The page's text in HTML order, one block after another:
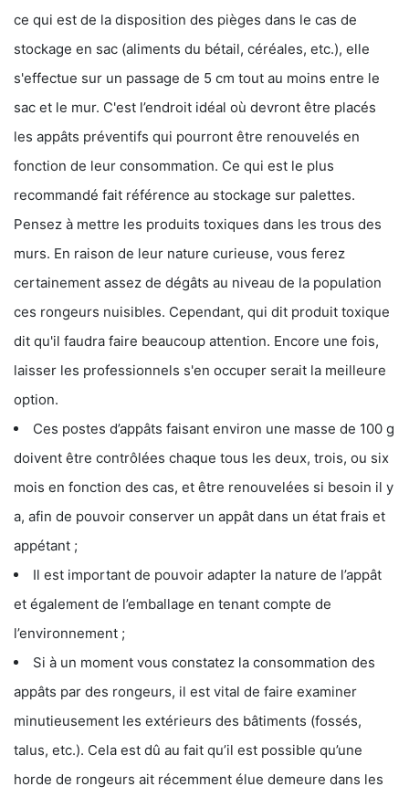
ce qui est de la disposition des pièges dans le cas de
stockage en sac (aliments du bétail, céréales, etc.), elle
s'effectue sur un passage de 5 cm tout au moins entre le
sac et le mur. C'est l’endroit idéal où devront être placés
les appâts préventifs qui pourront être renouvelés en
fonction de leur consommation. Ce qui est le plus
recommandé fait référence au stockage sur palettes.
Pensez à mettre les produits toxiques dans les trous des
murs. En raison de leur nature curieuse, vous ferez
certainement assez de dégâts au niveau de la population
ces rongeurs nuisibles. Cependant, qui dit produit toxique
dit qu'il faudra faire beaucoup attention. Encore une fois,
laisser les professionnels s'en occuper serait la meilleure
option.
Ces postes d’appâts faisant environ une masse de 100 g
doivent être contrôlées chaque tous les deux, trois, ou six
mois en fonction des cas, et être renouvelées si besoin il y
a, afin de pouvoir conserver un appât dans un état frais et
appétant ;
Il est important de pouvoir adapter la nature de l’appât
et également de l’emballage en tenant compte de
l’environnement ;
Si à un moment vous constatez la consommation des
appâts par des rongeurs, il est vital de faire examiner
minutieusement les extérieurs des bâtiments (fossés,
talus, etc.). Cela est dû au fait qu’il est possible qu’une
horde de rongeurs ait récemment élue demeure dans les